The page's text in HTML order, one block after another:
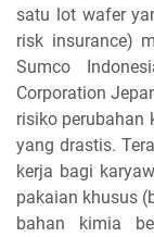
satu lot wafer
risk insurance)
Sumco
Corporation
risiko perubahan
yang drastis.
kerja bagi
pakaian khusus
bahan kimia